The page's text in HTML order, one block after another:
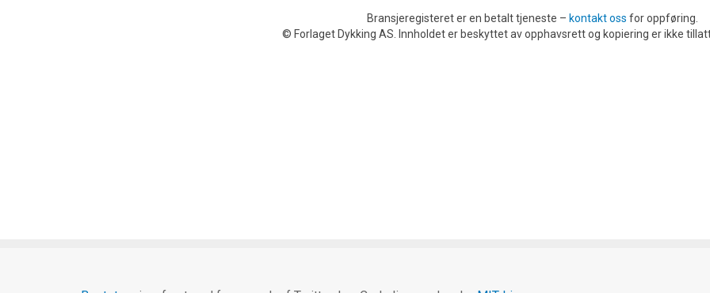
Bransjeregisteret er en betalt tjeneste – kontakt oss for oppføring.
­© Forlaget Dykking AS. Innholdet er beskyttet av opphavsrett og kopiering er ikke